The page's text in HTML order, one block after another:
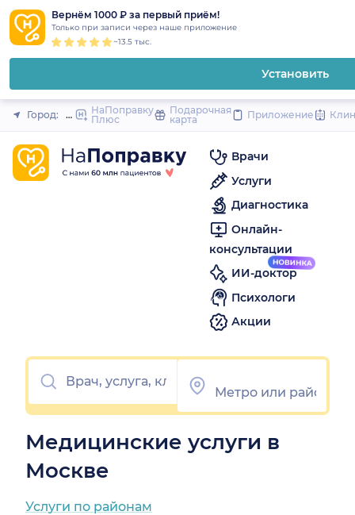
Вернём 1000 ₽ за первый приём!
Только при записи через наше приложение
~13.5 тыс.
Установить
Закрыть
Город: МоскваНаПоправку
Плюс
Подарочная
карта
Приложение
Врачи
Услуги
Диагностика
Онлайн-
консультации
ИИ-доктор
Психологи
Акции
Медицинские услуги в
Москве
Услуги по районам